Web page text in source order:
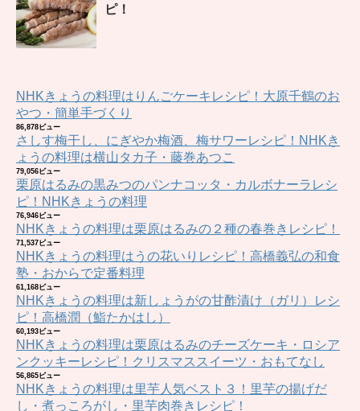
ピ！
NHKきょうの料理はりんごケーキレシピ！大原千鶴のお
やつ・簡単手づくり
86,878ビュー
さしす梅干し、にぎやか梅酒、梅サワーレシピ！NHKき
ょうの料理は横山タカ子・藤巻あつこ
79,056ビュー
栗原はるみの黒みつのパンナコッタ・カルボナーラレシ
ピ！NHKきょうの料理
76,946ビュー
NHKきょうの料理は栗原はるみの２種の春巻きレシピ！
71,537ビュー
NHKきょうの料理はうの花いりレシピ！高橋義弘の和食
塾・おからで定番料理
61,168ビュー
NHKきょうの料理は新しょうがの甘酢漬け（ガリ）レシ
ピ！高橋潤（鮨たかはし）
60,193ビュー
NHKきょうの料理は栗原はるみのチーズケーキ・ロシア
ンクッキーレシピ！クリスマススイーツ・おもてなし
56,865ビュー
NHKきょうの料理は里芋人気ベスト３！里芋の揚げだ
し・煮っころがし・里芋肉巻きレシピ！